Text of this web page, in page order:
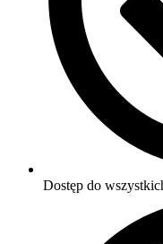
Dostęp do